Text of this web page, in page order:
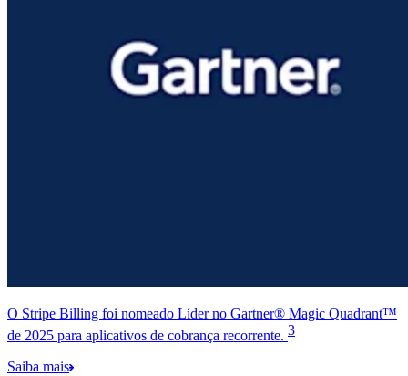
O Stripe Billing foi nomeado Líder no Gartner® Magic Quadrant™
de 2025 para aplicativos de cobrança recorrente. 3
Saiba mais